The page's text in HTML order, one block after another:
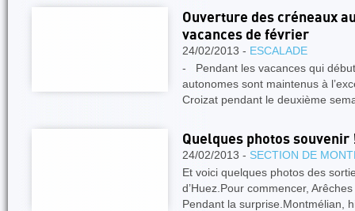
Ouverture des créneaux
vacances de février
24/02/2013 - ESCALADE
- Pendant les vacances qui
autonomes sont maintenus à
Croizat pendant le deuxième
Quelques photos souvenir
24/02/2013 - SECTION DE
Et voici quelques photos des
d’Huez.Pour commencer,
Pendant la surprise.Montmélian,